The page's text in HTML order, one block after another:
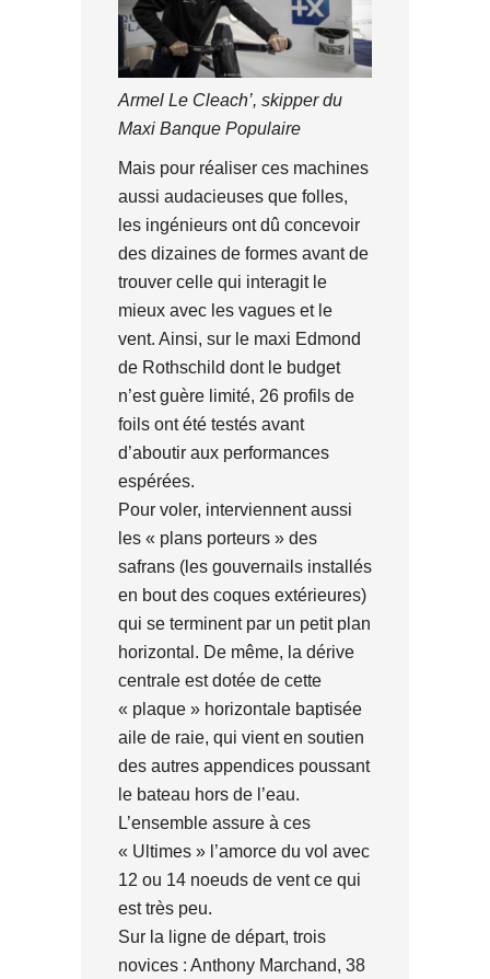
Armel Le Cleach’, skipper du
Maxi Banque Populaire
Mais pour réaliser ces machines
aussi audacieuses que folles,
les ingénieurs ont dû concevoir
des dizaines de formes avant de
trouver celle qui interagit le
mieux avec les vagues et le
vent. Ainsi, sur le maxi Edmond
de Rothschild dont le budget
n’est guère limité, 26 profils de
foils ont été testés avant
d’aboutir aux performances
espérées.
Pour voler, interviennent aussi
les « plans porteurs » des
safrans (les gouvernails installés
en bout des coques extérieures)
qui se terminent par un petit plan
horizontal. De même, la dérive
centrale est dotée de cette
« plaque » horizontale baptisée
aile de raie, qui vient en soutien
des autres appendices poussant
le bateau hors de l’eau.
L’ensemble assure à ces
« Ultimes » l’amorce du vol avec
12 ou 14 noeuds de vent ce qui
est très peu.
Sur la ligne de départ, trois
novices : Anthony Marchand, 38